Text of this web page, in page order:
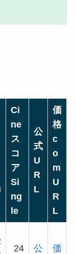
Ci
ne
ス
コ
ア
Si
ng
le
公
式
U
R
L
価
格
c
o
m
U
R
L
24
公
価